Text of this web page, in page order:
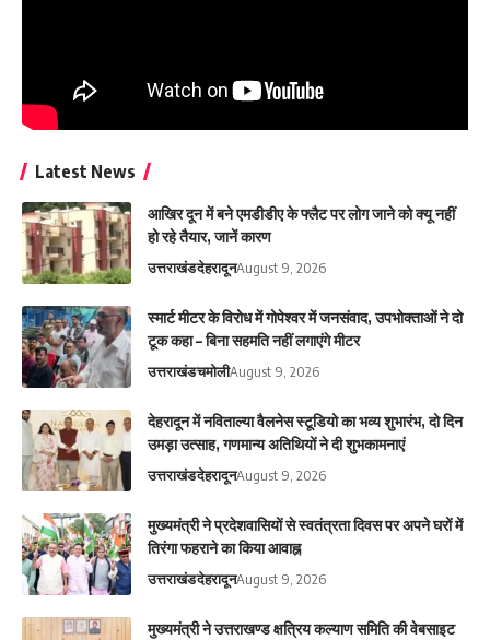
Latest News
आ​खिर दून में बने एमडीडीए के फ्लैट पर लोग जाने को क्यू नहीं
हो रहे तैयार, जानें कारण
उत्तराखंडदेहरादूनAugust 9, 2026
स्मार्ट मीटर के विरोध में गोपेश्वर में जनसंवाद, उपभोक्ताओं ने दो
टूक कहा – बिना सहमति नहीं लगाएंगे मीटर
उत्तराखंडचमोलीAugust 9, 2026
देहरादून में नविताल्या वैलनेस स्टूडियो का भव्य शुभारंभ, दो दिन
उमड़ा उत्साह, गणमान्य अतिथियों ने दी शुभकामनाएं
उत्तराखंडदेहरादूनAugust 9, 2026
मुख्यमंत्री ने प्रदेशवासियों से स्वतंत्रता दिवस पर अपने घरों में
तिरंगा फहराने का किया आवाह्न
उत्तराखंडदेहरादूनAugust 9, 2026
मुख्यमंत्री ने उत्तराखण्ड क्षत्रिय कल्याण समिति की वेबसाइट